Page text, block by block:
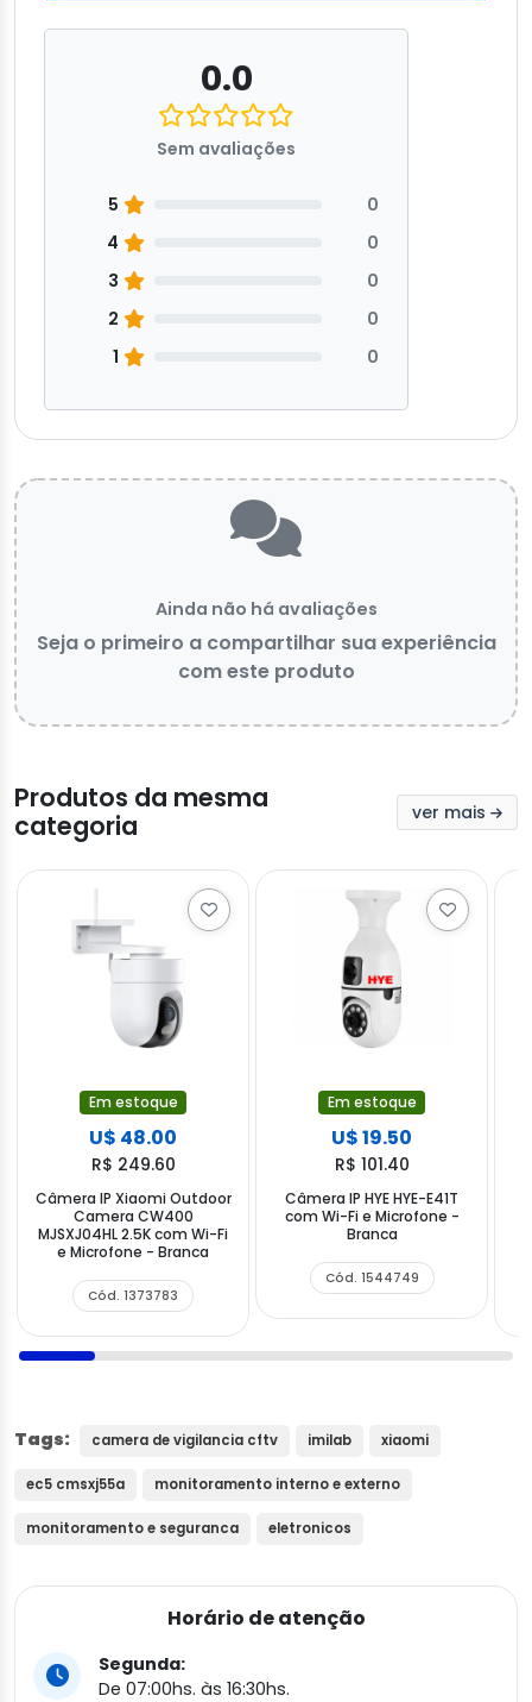
0.0
Sem avaliações
5
0
4
0
3
0
2
0
1
0
Ainda não há avaliações
Seja o primeiro a compartilhar sua experiência
com este produto
Produtos da mesma
categoria
ver mais
Em estoque
U$ 48.00
R$ 249.60
Câmera IP Xiaomi Outdoor
Camera CW400
MJSXJ04HL 2.5K com Wi-Fi
e Microfone - Branca
Cód. 1373783
Em estoque
U$ 19.50
R$ 101.40
Câmera IP HYE HYE-E41T
com Wi-Fi e Microfone -
Branca
Cód. 1544749
Tags: camera de vigilancia cftv imilab xiaomi
ec5 cmsxj55a monitoramento interno e externo
monitoramento e seguranca eletronicos
Horário de atenção
Segunda:
De 07:00hs. às 16:30hs.